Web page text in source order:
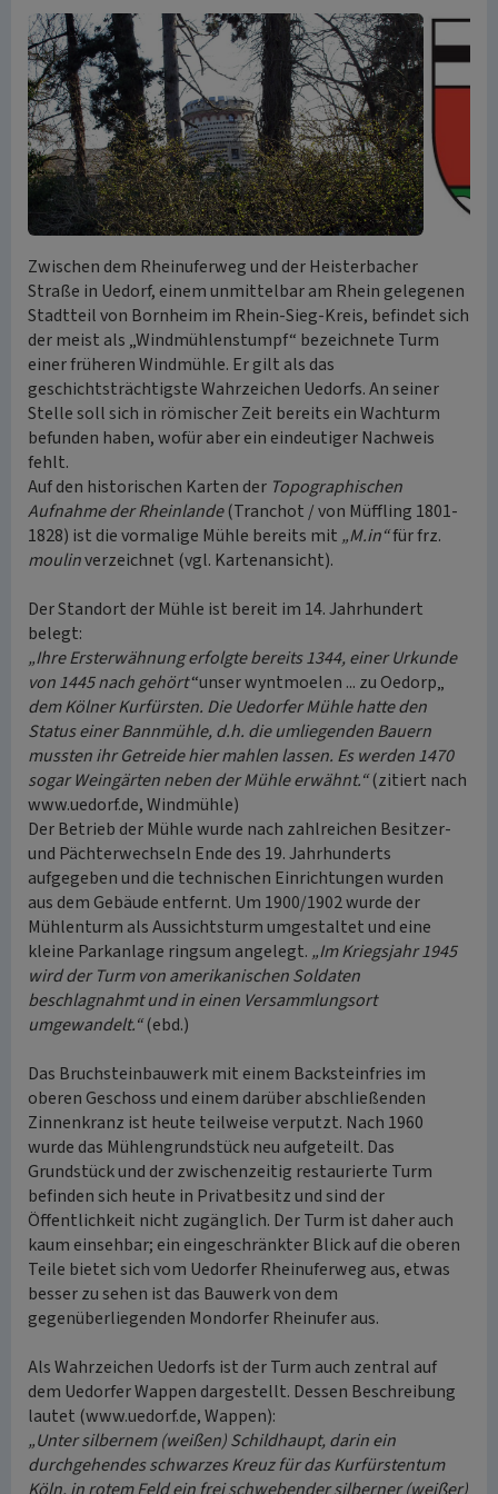
Zwischen dem Rheinuferweg und der Heisterbacher
Straße in Uedorf, einem unmittelbar am Rhein gelegenen
Stadtteil von Bornheim im Rhein-Sieg-Kreis, befindet sich
der meist als „Windmühlenstumpf“ bezeichnete Turm
einer früheren Windmühle. Er gilt als das
geschichtsträchtigste Wahrzeichen Uedorfs. An seiner
Stelle soll sich in römischer Zeit bereits ein Wachturm
befunden haben, wofür aber ein eindeutiger Nachweis
fehlt.
Auf den historischen Karten der Topographischen
Aufnahme der Rheinlande(Tranchot / von Müffling 1801-
1828) ist die vormalige Mühle bereits mit „M.in“für frz.
moulinverzeichnet (vgl. Kartenansicht).
Der Standort der Mühle ist bereit im 14. Jahrhundert
belegt:
„Ihre Ersterwähnung erfolgte bereits 1344, einer Urkunde
von 1445 nach gehört“unser wyntmoelen ... zu Oedorp„
dem Kölner Kurfürsten. Die Uedorfer Mühle hatte den
Status einer Bannmühle, d.h. die umliegenden Bauern
mussten ihr Getreide hier mahlen lassen. Es werden 1470
sogar Weingärten neben der Mühle erwähnt.“(zitiert nach
www.uedorf.de, Windmühle)
Der Betrieb der Mühle wurde nach zahlreichen Besitzer-
und Pächterwechseln Ende des 19. Jahrhunderts
aufgegeben und die technischen Einrichtungen wurden
aus dem Gebäude entfernt. Um 1900/1902 wurde der
Mühlenturm als Aussichtsturm umgestaltet und eine
kleine Parkanlage ringsum angelegt. „Im Kriegsjahr 1945
wird der Turm von amerikanischen Soldaten
beschlagnahmt und in einen Versammlungsort
umgewandelt.“(ebd.)
Das Bruchsteinbauwerk mit einem Backsteinfries im
oberen Geschoss und einem darüber abschließenden
Zinnenkranz ist heute teilweise verputzt. Nach 1960
wurde das Mühlengrundstück neu aufgeteilt. Das
Grundstück und der zwischenzeitig restaurierte Turm
befinden sich heute in Privatbesitz und sind der
Öffentlichkeit nicht zugänglich. Der Turm ist daher auch
kaum einsehbar; ein eingeschränkter Blick auf die oberen
Teile bietet sich vom Uedorfer Rheinuferweg aus, etwas
besser zu sehen ist das Bauwerk von dem
gegenüberliegenden Mondorfer Rheinufer aus.
Als Wahrzeichen Uedorfs ist der Turm auch zentral auf
dem Uedorfer Wappen dargestellt. Dessen Beschreibung
lautet (www.uedorf.de, Wappen):
„Unter silbernem (weißen) Schildhaupt, darin ein
durchgehendes schwarzes Kreuz für das Kurfürstentum